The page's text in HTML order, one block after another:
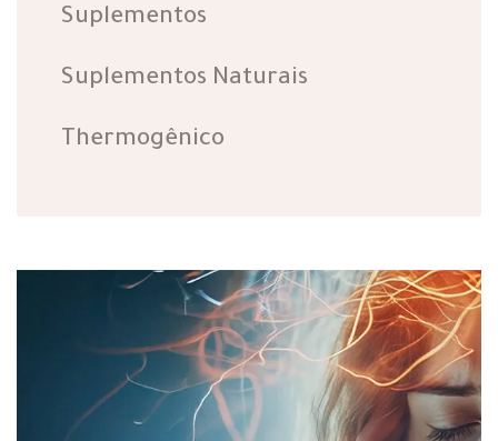
Suplementos
Suplementos Naturais
Thermogênico